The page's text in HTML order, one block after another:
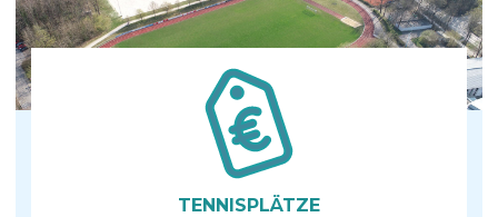
TENNIS­PLÄTZE